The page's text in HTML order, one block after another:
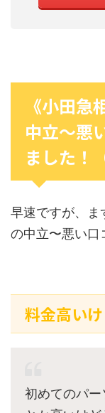
《小田急
中立〜悪
ました！
早速ですが、ま
の中立〜悪い口
料金高い
初めてのパ